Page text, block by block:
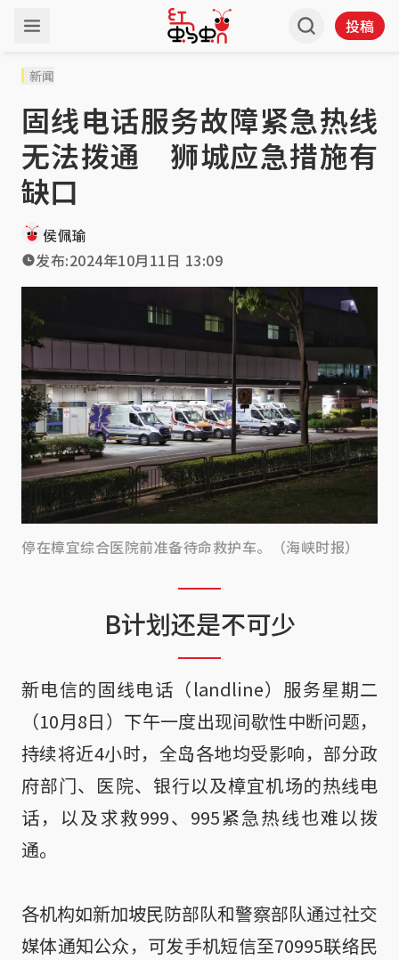
投稿
新闻
固线电话服务故障紧急热线
无法拨通 狮城应急措施有
缺口
侯佩瑜
发布:2024年10月11日 13:09
停在樟宜综合医院前准备待命救护车。（海峡时报）
B计划还是不可少
新电信的固线电话（landline）服务星期二
（10月8日）下午一度出现间歇性中断问题，
持续将近4小时，全岛各地均受影响，部分政
府部门、医院、银行以及樟宜机场的热线电
话，以及求救999、995紧急热线也难以拨
通。
各机构如新加坡民防部队和警察部队通过社交
媒体通知公众，可发手机短信至70995联络民